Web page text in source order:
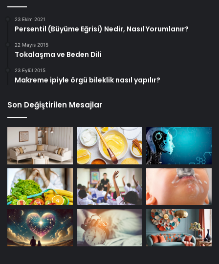
23 Ekim 2021
Persentil (Büyüme Eğrisi) Nedir, Nasıl Yorumlanır?
22 Mayıs 2015
Tokalaşma ve Beden Dili
23 Eylül 2015
Makreme ipiyle örgü bileklik nasıl yapılır?
Son Değiştirilen Mesajlar